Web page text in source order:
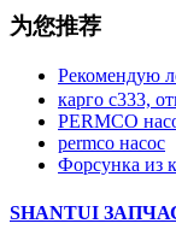
为您推荐
Рекомендую
карго с333,
PERMCO
permco насос
Форсунка из
SHANTUI